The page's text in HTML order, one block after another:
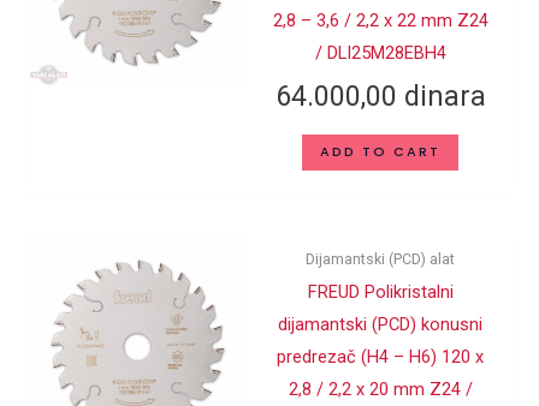
2,8 – 3,6 / 2,2 x 22 mm Z24
/ DLI25M28EBH4
64.000,00 dinara
ADD TO CART
Dijamantski (PCD) alat
FREUD Polikristalni
dijamantski (PCD) konusni
predrezač (H4 – H6) 120 x
2,8 / 2,2 x 20 mm Z24 /